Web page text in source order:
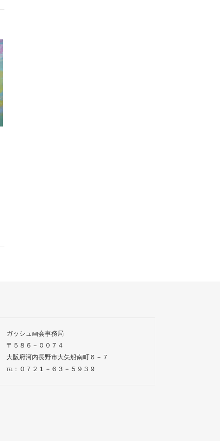
ガッシュ画会事務局
〒５８６－００７４
大阪府河内長野市大矢船南町６－７
℡：０７２１－６３－５９３９